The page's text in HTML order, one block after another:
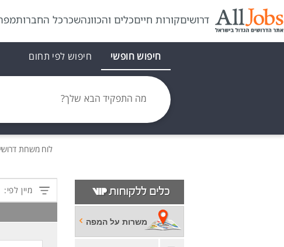
דרושיםקורות חייםכלים והכוונהשכרכל החברות
חיפוש חופשי חיפוש לפי תחום
מה התפקיד הבא שלך?
לוח משרות
משרות על המפה
מיין לפי: